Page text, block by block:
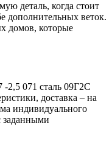
деталь, когда стоит
дополнительных веток.
домов, которые
-2,5 071 сталь 09Г2С
доставка – на
индивидуального
заданными